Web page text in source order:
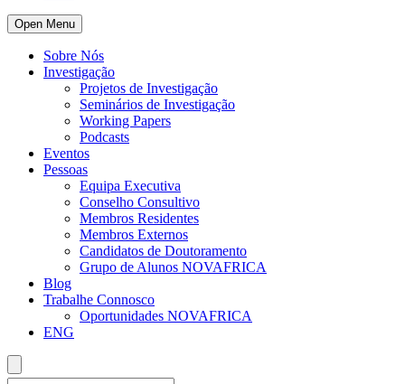
Open Menu
Sobre Nós
Investigação
Projetos de Investigação
Seminários de Investigação
Working Papers
Podcasts
Eventos
Pessoas
Equipa Executiva
Conselho Consultivo
Membros Residentes
Membros Externos
Candidatos de Doutoramento
Grupo de Alunos NOVAFRICA
Blog
Trabalhe Connosco
Oportunidades NOVAFRICA
ENG